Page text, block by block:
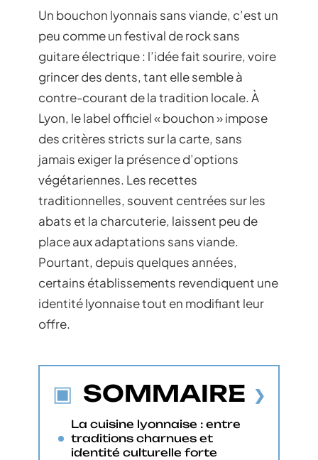
Un bouchon lyonnais sans viande, c’est un
peu comme un festival de rock sans
guitare électrique : l’idée fait sourire, voire
grincer des dents, tant elle semble à
contre-courant de la tradition locale. À
Lyon, le label officiel « bouchon » impose
des critères stricts sur la carte, sans
jamais exiger la présence d’options
végétariennes. Les recettes
traditionnelles, souvent centrées sur les
abats et la charcuterie, laissent peu de
place aux adaptations sans viande.
Pourtant, depuis quelques années,
certains établissements revendiquent une
identité lyonnaise tout en modifiant leur
offre.
SOMMAIRE
La cuisine lyonnaise : entre
traditions charnues et
identité culturelle forte